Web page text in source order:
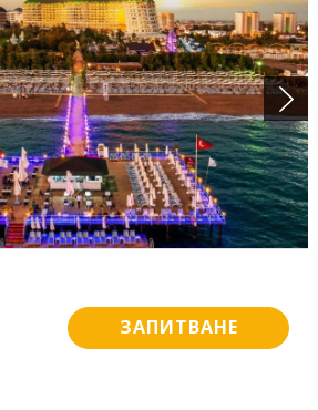
....
ЗАПИТВАНЕ